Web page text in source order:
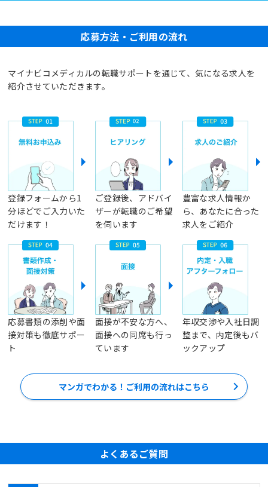
応募方法・ご利用の流れ
マイナビコメディカルの転職サポートを通じて、気になる求人を
紹介させていただきます。
登録フォームから1
分ほどでご入力いた
だけます！
ご登録後、アドバイ
ザーが転職のご希望
を伺います
豊富な求人情報か
ら、あなたに合った
求人をご紹介
応募書類の添削や面
接対策も徹底サポー
ト
面接が不安な方へ、
面接への同席も行っ
ています
年収交渉や入社日調
整まで、内定後もバ
ックアップ
マンガでわかる！ご利用の流れはこちら
よくあるご質問